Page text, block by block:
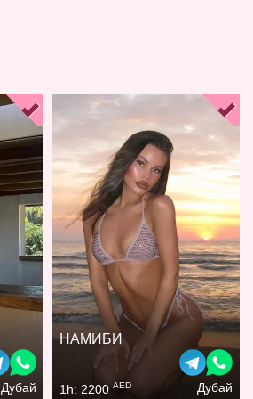
Дубай
НАМИБИ
1h: 2200AED Дубай